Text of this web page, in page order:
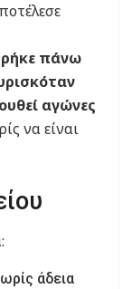
πάνω
αγώνες
να είναι
άδεια